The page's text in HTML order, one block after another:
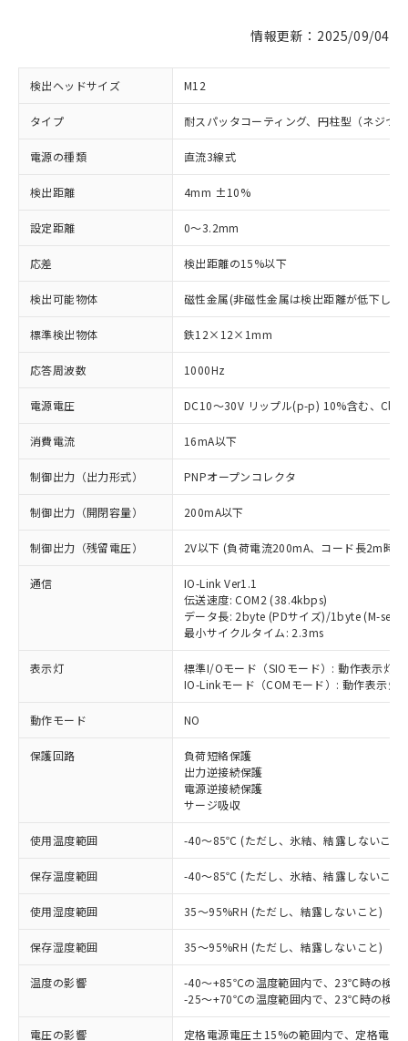
情報更新：2025/09/04
検出ヘッドサイズ M12
タイプ 耐スパッタコーティング、円柱型（ネジつ
電源の種類 直流3線式
検出距離 4mm ±10%
設定距離 0～3.2mm
応差 検出距離の15%以下
検出可能物体 磁性金属(非磁性金属は検出距離が低下しま
標準検出物体 鉄12×12×1mm
応答周波数 1000Hz
電源電圧 DC10～30V リップル(p-p) 10%含む、
消費電流 16mA以下
制御出力（出力形式） PNPオープンコレクタ
制御出力（開閉容量） 200mA以下
制御出力（残留電圧） 2V以下 (負荷電流200mA、コード長2m時)
通信
IO-Link Ver1.1
伝送速度: COM2 (38.4kbps)
データ長: 2byte (PDサイズ)/1byte (M-
最小サイクルタイム: 2.3ms
表示灯
標準I/Oモード（SIOモード）: 動作表示灯(
IO-Linkモード（COMモード）: 動作表示
動作モード NO
保護回路
負荷短絡保護
出力逆接続保護
電源逆接続保護
サージ吸収
使用温度範囲 -40～85℃ (ただし、氷結、結露しないこと)
保存温度範囲 -40～85℃ (ただし、氷結、結露しないこと)
使用湿度範囲 35～95%RH (ただし、結露しないこと)
保存湿度範囲 35～95%RH (ただし、結露しないこと)
温度の影響
-40～+85℃の温度範囲内で、23℃時の検
-25～+70℃の温度範囲内で、23℃時の検
電圧の影響 定格電源電圧±15%の範囲内で、定格電
ご利用条件
以下の条件をお読みいただき、同意のうえ
本サービスは、当社制御機器事業取扱
商品の当社在庫状況および標準価格
(税抜)を提供させていただくもので
当社制御機器事業取扱商品の中には、
本サービスの対象外となる商品もある
ことをご了承ください。
対応済み：EU RoHS指令（10物質）の
非含有に対応した製品が提供可能な商品で
対応予定：EU RoHS指令（10物質）の非含
有に対応した製品に切り替える予定のある
商品です。
対応予定なし：EU RoHS指令（10物質）の
非含有に非対応の商品で、対応品を出す予
定はありません。
調査・確認中：EU RoHS指令（10物質）の
非含有の対応状況を調査中または確認中の
商品です。
非該当品：ライセンス料など無形物で、有
害物質有無と関係のない商品です。
仕入先様の事情により、非含有部品として
いたものが、含有品と判明した場合などや
※1 中国RoHS○×表
「○」：最大均質材料含有率が中国RoHSの
基準値以下であることを示します。
「×」：最大均質材料含有率が中国RoHSの
基準値を超えていることを示します。
当社は、これら貴社製品のうち、外国